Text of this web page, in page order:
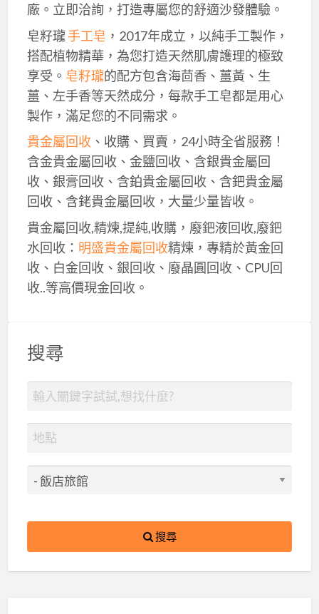
廠。立即洽詢，打造專屬您的舒適沙發體驗。
皂籽瓏手工皂 ，2017年成立，以純手工製作，
搭配植物精華，為您打造天然肌膚護理的極致
享受。 皂籽瓏的配方包含海茴香、薑黃、生
薑、左手香等天然成分，每款手工皂都是用心
製作，滿足您的不同需求。
貴金屬回收、收購、買賣，24小時全省服務！
含金貴金屬回收、金鹽回收、含銀貴金屬回
收、銀膏回收、含鉑貴金屬回收、含鈀貴金屬
回收、含銠貴金屬回收，大量少量皆收。
貴金屬回收,精煉,提純,收購，廢鈀液回收,廢鈀
水回收： 明盛貴金屬回收精煉，專精於黃金回
收、白金回收、銀回收、廢晶圓回收、CPU回
收..等高價現金回收。
搜尋
搜尋